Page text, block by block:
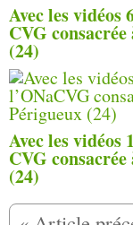
Avec les vidéos
CVG
(24)
Avec les vidéos
CVG
(24)